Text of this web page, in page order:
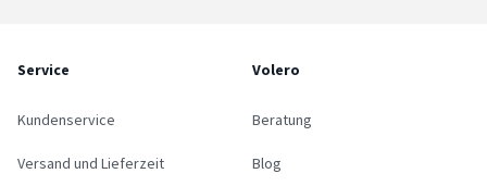
Service
Kundenservice
Versand und Lieferzeit
Volero
Beratung
Blog